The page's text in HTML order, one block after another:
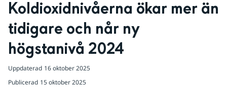
Koldioxidnivåerna ökar mer än
tidigare och når ny
högstanivå 2024
Uppdaterad 16 oktober 2025
Publicerad 15 oktober 2025